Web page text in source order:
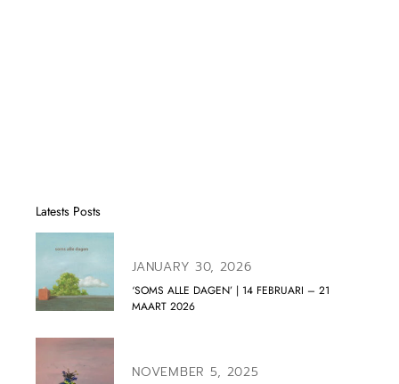
Latests Posts
JANUARY 30, 2026
‘SOMS ALLE DAGEN’ | 14 FEBRUARI – 21
MAART 2026
NOVEMBER 5, 2025